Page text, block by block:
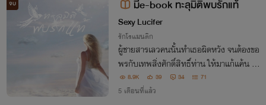
จบ มีe-book ทะลุมิติพบรักแท้
Sexy Lucifer
รักโรแมนติก
ผู้ชายสารเลวคนนั้นทำเธอผิดหวัง จนต้องขอ
พรกับเทพสิ่งศักดิ์สิทธิ์ท่าน ให้มาแก้แค้น ม
าวันหนึ่งเกิดอุบัติเหตุร้ายแรงวิญญาณจึงออ
กจากร่าง แล้วก็ทะลุไปอีกมิติหนึ่ง จนพบกั
8.9K 39 34 71
5 เดือนที่แล้ว